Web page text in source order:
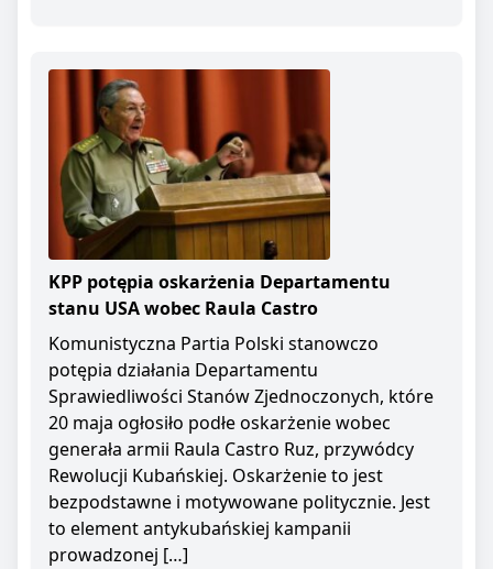
KPP potępia oskarżenia Departamentu
stanu USA wobec Raula Castro
Komunistyczna Partia Polski stanowczo
potępia działania Departamentu
Sprawiedliwości Stanów Zjednoczonych, które
20 maja ogłosiło podłe oskarżenie wobec
generała armii Raula Castro Ruz, przywódcy
Rewolucji Kubańskiej. Oskarżenie to jest
bezpodstawne i motywowane politycznie. Jest
to element antykubańskiej kampanii
prowadzonej […]